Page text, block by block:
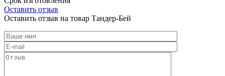
Оставить отзыв
Оставить отзыв на товар Тандер-Бей